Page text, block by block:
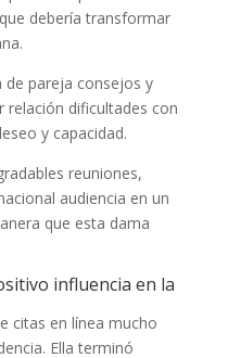
debería transformar
de pareja ​​consejos y
relación dificultades con
y capacidad.
reuniones,
audiencia en un
que esta dama
influencia en la
citas en línea mucho
Ella terminó